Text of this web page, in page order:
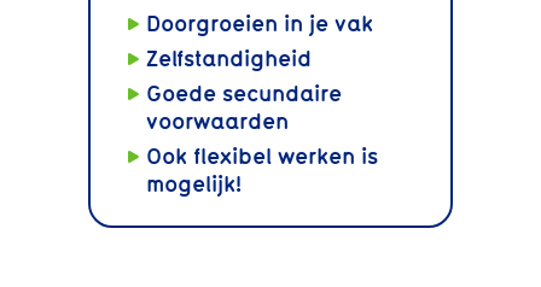
Doorgroeien in je vak
Zelfstandigheid
Goede secundaire
voorwaarden
Ook flexibel werken is
mogelijk!